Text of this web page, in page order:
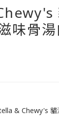
味骨
& Chewy's